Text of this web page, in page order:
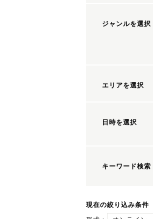
ジャンルを選択
エリアを選択
日時を選択
キーワード検索
現在の絞り込み条件